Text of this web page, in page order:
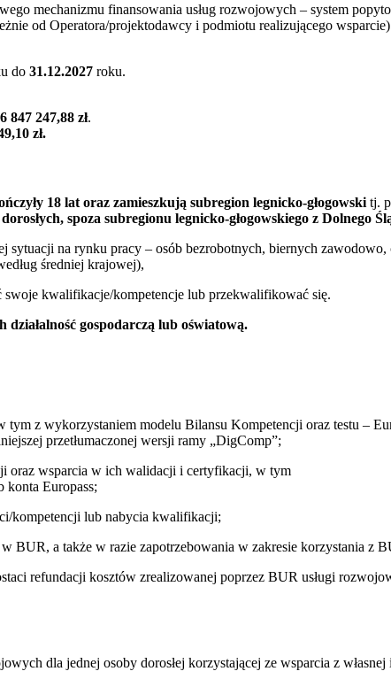
mechanizmu finansowania usług rozwojowych – system
od Operatora/projektodawcy i podmiotu realizującego
do 31.12.2027 roku.
847 247,88 zł.
zł.
18 lat oraz zamieszkują subregion legnicko-głogowskitj.
spoza subregionu legnicko-głogowskiego z Dolnego
sytuacji na rynku pracy – osób bezrobotnych, biernych
średniej krajowej),
swoje kwalifikacje/kompetencje lub przekwalifikować się.
gospodarczą lub oświatową.
tym z wykorzystaniem modelu Bilansu Kompetencji oraz testu –
przetłumaczonej wersji ramy „DigComp”;
oraz wsparcia w ich walidacji i certyfikacji, w tym
konta Europass;
kompetencji lub nabycia kwalifikacji;
BUR, a także w razie zapotrzebowania w zakresie korzystania z
refundacji kosztów zrealizowanej poprzez BUR usługi
dla jednej osoby dorosłej korzystającej ze wsparcia z